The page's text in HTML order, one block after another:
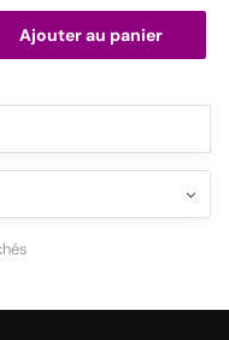
Ajouter au panier